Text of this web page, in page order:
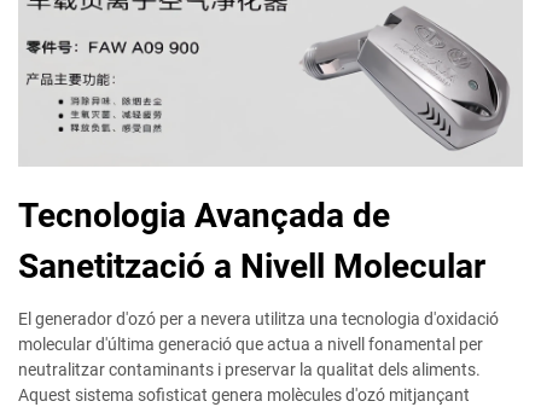
Tecnologia Avançada de
Sanetització a Nivell Molecular
El generador d'ozó per a nevera utilitza una tecnologia d'oxidació
molecular d'última generació que actua a nivell fonamental per
neutralitzar contaminants i preservar la qualitat dels aliments.
Aquest sistema sofisticat genera molècules d'ozó mitjançant